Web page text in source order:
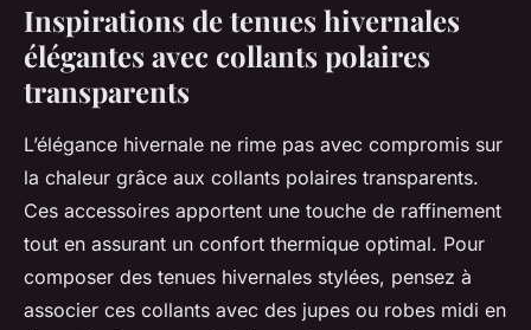
Inspirations de tenues hivernales
élégantes avec collants polaires
transparents
L’élégance hivernale ne rime pas avec compromis sur
la chaleur grâce aux collants polaires transparents.
Ces accessoires apportent une touche de raffinement
tout en assurant un confort thermique optimal. Pour
composer des tenues hivernales stylées, pensez à
associer ces collants avec des jupes ou robes midi en